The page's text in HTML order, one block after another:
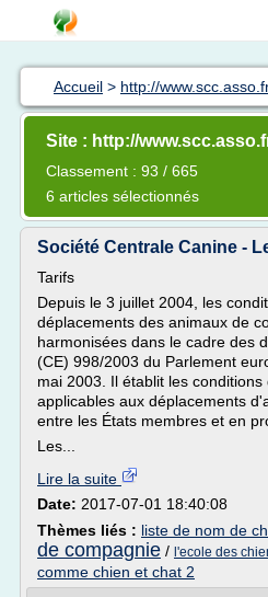
Accueil > http://
Site : http://
Classement : 93 / 665
6 articles sélectionnés
Société Centrale Canine -
Tarifs
Depuis le 3 juillet 2004, les
déplacements des animaux de
harmonisées dans le cadre des
(CE) 998/2003 du Parlement
mai 2003. Il établit les
applicables aux déplacements
entre les États membres et en
Les...
Lire la suite
Date: 2017-07-01 18:40:08
Thèmes liés : liste de nom de
de compagnie / l'ecole des
comme chien et chat 2